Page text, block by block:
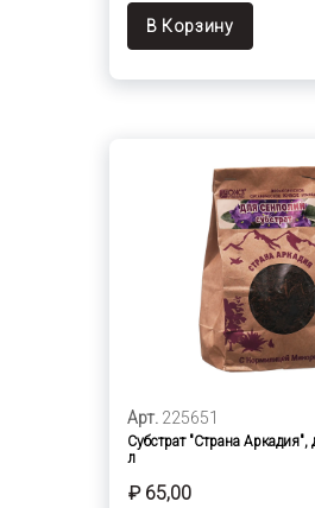
В Корзину
Арт. 225651
Субстрат "Страна Аркадия",
л
₽ 65,00